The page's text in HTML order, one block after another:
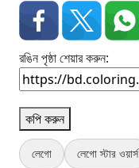
রঙিন পৃষ্ঠা শেয়ার করুন:
কপি করুন
লেগো লেগো স্টার ওয়ার্স